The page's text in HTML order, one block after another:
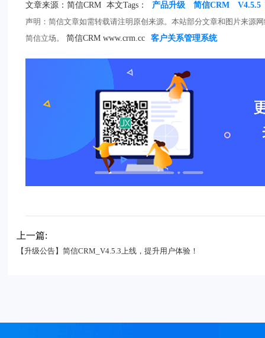
文章来源：简信CRM 本文Tags： 产品升级 简信CRM
V4.5.5
声明：简信文章如需转载请注明原创来源。本站部分文章和图片来源
简信立场。
简信CRM www.crm.cc 客户关系管理系统
上一篇:
【升级公告】简信CRM_V4.5.3上线，提升用户体验！